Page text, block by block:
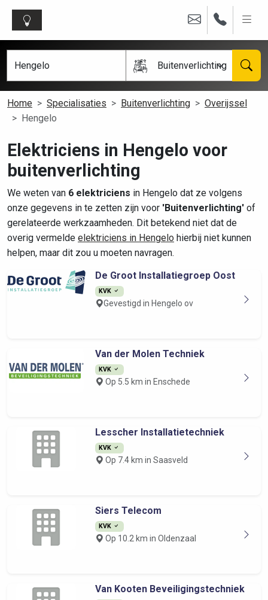
Buitenverlichting
Home Specialisaties Buitenverlichting
Overijssel
Hengelo
Elektriciens in Hengelo voor
buitenverlichting
We weten van 6 elektriciens in Hengelo dat ze volgens
onze gegevens in te zetten zijn voor 'Buitenverlichting' of
gerelateerde werkzaamheden. Dit betekend niet dat de
overig vermelde elektriciens in Hengelo hierbij niet kunnen
helpen, maar dit zou u moeten navragen.
De Groot Installatiegroep Oost
KVK
Gevestigd in Hengelo ov
Van der Molen Techniek
KVK
Op 5.5 km in Enschede
Lesscher Installatietechniek
KVK
Op 7.4 km in Saasveld
Siers Telecom
KVK
Op 10.2 km in Oldenzaal
Van Kooten Beveiligingstechniek